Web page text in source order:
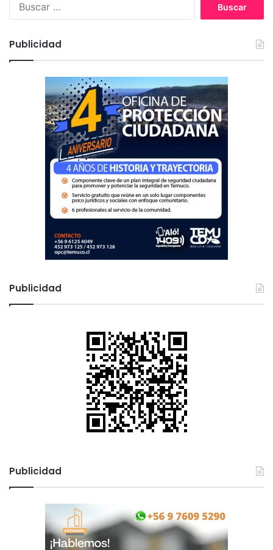
:
Publicidad
Publicidad
Publicidad